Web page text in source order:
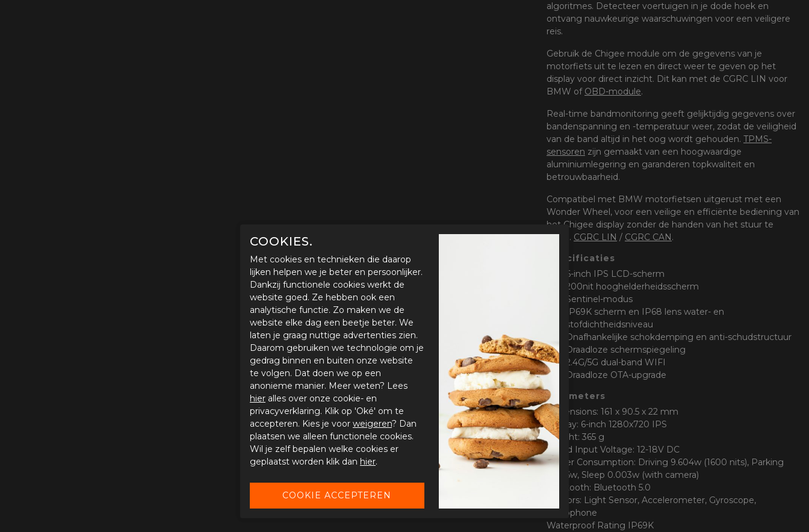
algoritmes. Detecteer voertuigen in je dode hoek en
ontvang nauwkeurige waarschuwingen voor een veiligere
reis.
Gebruik de Chigee module om de gegevens van je
motorfiets uit te lezen en direct weer te geven op het
display voor direct inzicht. Dit kan met de CGRC LIN voor
BMW of OBD-module.
Real-time bandmonitoring geeft gelijktijdig gegevens over
bandenspanning en -temperatuur weer, zodat de veiligheid
van de band altijd in het oog wordt gehouden. TPMS-
sensoren zijn gemaakt van een hoogwaardige
aluminiumlegering en garanderen topkwaliteit en
betrouwbaarheid.
Compatibel met BMW motorfietsen uitgerust met een
Wonder Wheel, voor een veilige en efficiënte bediening van
het Chigee display zonder de handen van het stuur te
halen. CGRC LIN / CGRC CAN.
Specificaties
6-inch IPS LCD-scherm
200nit hooghelderheidsscherm
Sentinel-modus
IP69K scherm en IP68 lens water- en
stofdichtheidsniveau
Onafhankelijke schokdemping en anti-schudstructuur
Draadloze schermspiegeling
2.4G/5G dual-band WIFI
Draadloze OTA-upgrade
Parameters
Dimensions: 161 x 90.5 x 22 mm
Display: 6-inch 1280x720 IPS
Weight: 365 g
Rated Input Voltage: 12-18V DC
Power Consumption: Driving 9.604w (1600 nits), Parking
0.026w, Sleep 0.003w (with camera)
Bluetooth: Bluetooth 5.0
Sensors: Light Sensor, Accelerometer, Gyroscope,
Microphone
Waterproof Rating IP69K
COOKIES.
Met cookies en technieken die daarop
lijken helpen we je beter en persoonlijker.
Dankzij functionele cookies werkt de
website goed. Ze hebben ook een
analytische functie. Zo maken we de
website elke dag een beetje beter. We
laten je graag nuttige advertenties zien.
Daarom gebruiken we technologie om je
gedrag binnen en buiten onze website
te volgen. Dat doen we op een
anonieme manier. Meer weten? Lees
hier alles over onze cookie- en
privacyverklaring. Klik op 'Oké' om te
accepteren. Kies je voor weigeren? Dan
plaatsen we alleen functionele cookies.
Wil je zelf bepalen welke cookies er
geplaatst worden klik dan hier.